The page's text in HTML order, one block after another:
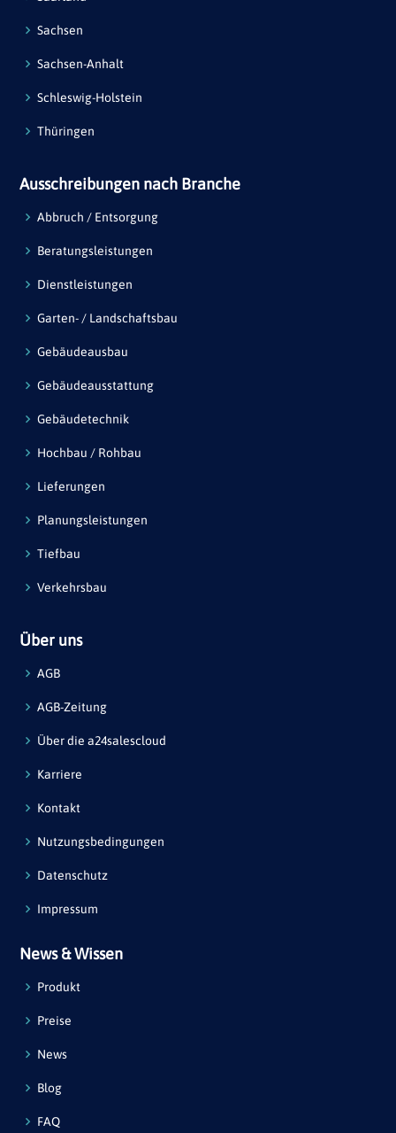
Sachsen
Sachsen-Anhalt
Schleswig-Holstein
Thüringen
Ausschreibungen nach Branche
Abbruch / Entsorgung
Beratungsleistungen
Dienstleistungen
Garten- / Landschaftsbau
Gebäudeausbau
Gebäudeausstattung
Gebäudetechnik
Hochbau / Rohbau
Lieferungen
Planungsleistungen
Tiefbau
Verkehrsbau
Über uns
AGB
AGB-Zeitung
Über die a24salescloud
Karriere
Kontakt
Nutzungsbedingungen
Datenschutz
Impressum
News & Wissen
Produkt
Preise
News
Blog
FAQ